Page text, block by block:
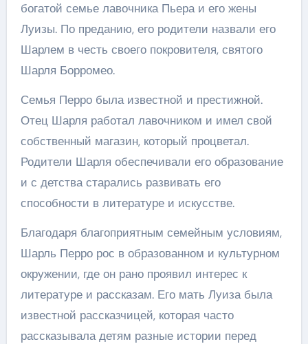
богатой семье лавочника Пьера и его жены
Луизы. По преданию, его родители назвали его
Шарлем в честь своего покровителя, святого
Шарля Борромео.
Семья Перро была известной и престижной.
Отец Шарля работал лавочником и имел свой
собственный магазин, который процветал.
Родители Шарля обеспечивали его образование
и с детства старались развивать его
способности в литературе и искусстве.
Благодаря благоприятным семейным условиям,
Шарль Перро рос в образованном и культурном
окружении, где он рано проявил интерес к
литературе и рассказам. Его мать Луиза была
известной рассказчицей, которая часто
рассказывала детям разные истории перед